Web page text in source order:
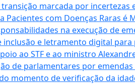
marcada por incertezas
com Doenças Raras é
na execução de
e letramento digital para
ao STF e ao ministro
de parlamentares por
momento de verificação da